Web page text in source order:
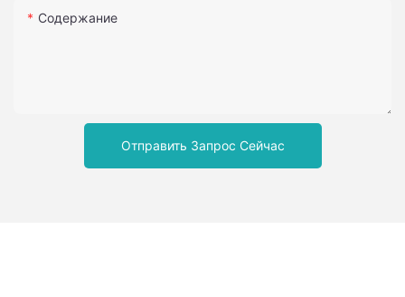
Содержание
Отправить Запрос Сейчас